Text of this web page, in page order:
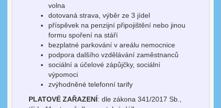
volna
dotovaná strava, výběr ze 3 jídel
příspěvek na penzijní připojištění nebo jinou
formu spoření na stáří
bezplatné parkování v areálu nemocnice
podpora dalšího vzdělávání zaměstnanců
sociální a účelové zápůjčky, sociální
výpomoci
zvýhodněné telefonní tarify
PLATOVÉ ZAŘAZENÍ: dle zákona 341/2017 Sb.,